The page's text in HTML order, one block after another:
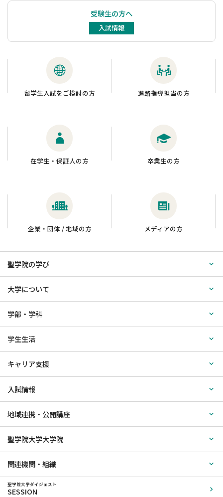
受験生の方へ
入試情報
留学生入試をご検討の方 進路指導担当の方
在学生・保証人の方 卒業生の方
企業・団体 / 地域の方 メディアの方
聖学院の学び
大学について
学部・学科
学生生活
キャリア支援
入試情報
地域連携・公開講座
聖学院大学大学院
関連機関・組織
聖学院大学ダイジェスト
SESSION